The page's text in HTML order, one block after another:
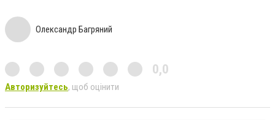
Олександр Багряний
0,0
Авторизуйтесь, щоб оцінити